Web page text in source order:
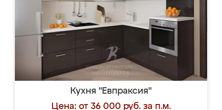
Кухня "Евпраксия"
Цена: от 36 000 руб. за п.м.